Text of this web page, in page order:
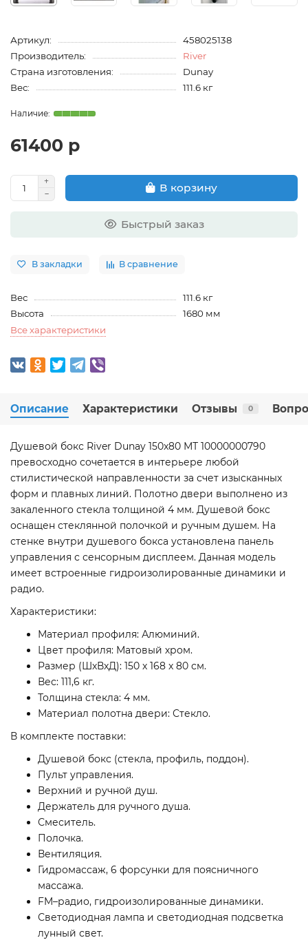
Артикул:
458025138
Производитель:
River
Страна изготовления:
Dunay
Вес:
111.6 кг
61400 р
В корзину
Быстрый заказ
В закладки В сравнение
Вес
111.6 кг
Высота
1680 мм
Все характеристики
Описание Характеристики Отзывы 0
Душевой бокс River Dunay 150x80 МТ 10000000790
превосходно сочетается в интерьере любой
стилистической направленности за счет изысканных
форм и плавных линий. Полотно двери выполнено из
закаленного стекла толщиной 4 мм. Душевой бокс
оснащен стеклянной полочкой и ручным душем. На
стенке внутри душевого бокса установлена панель
управления с сенсорным дисплеем. Данная модель
имеет встроенные гидроизолированные динамики и
радио.
Характеристики:
Материал профиля: Алюминий.
Цвет профиля: Матовый хром.
Размер (ШxВxД): 150 x 168 x 80 см.
Вес: 111,6 кг.
Толщина стекла: 4 мм.
Материал полотна двери: Стекло.
В комплекте поставки:
Душевой бокс (стекла, профиль, поддон).
Пульт управления.
Верхний и ручной душ.
Держатель для ручного душа.
Смеситель.
Полочка.
Вентиляция.
Гидромассаж, 6 форсунки для поясничного
массажа.
FM–радио, гидроизолированные динамики.
Светодиодная лампа и светодиодная подсветка
лунный свет.